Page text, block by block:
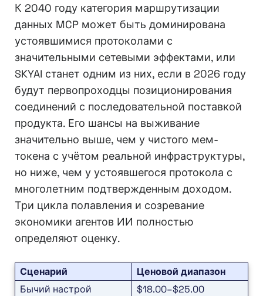
К 2040 году категория маршрутизации
данных MCP может быть доминирована
устоявшимися протоколами с
значительными сетевыми эффектами, или
SKYAI станет одним из них, если в 2026 году
будут первопроходцы позиционирования
соединений с последовательной поставкой
продукта. Его шансы на выживание
значительно выше, чем у чистого мем-
токена с учётом реальной инфраструктуры,
но ниже, чем у устоявшегося протокола с
многолетним подтвержденным доходом.
Три цикла полавления и созревание
экономики агентов ИИ полностью
определяют оценку.
Сценарий
Ценовой диапазон
Бычий настрой
$18.00–$25.00